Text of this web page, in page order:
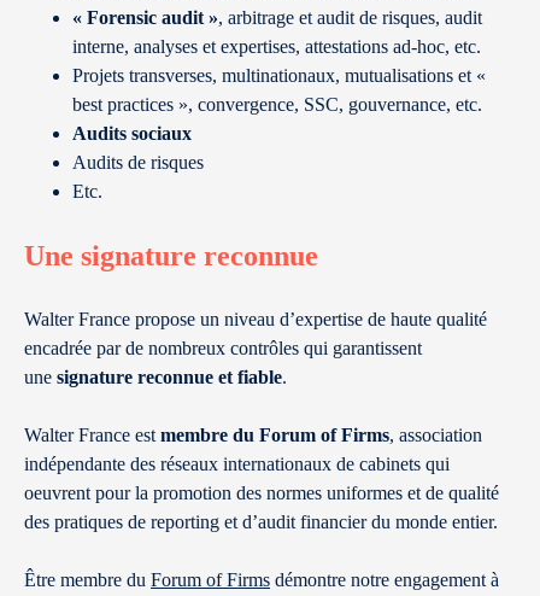
« Forensic audit », arbitrage et audit de risques, audit
interne, analyses et expertises, attestations ad-hoc, etc.
Projets transverses, multinationaux, mutualisations et «
best practices », convergence, SSC, gouvernance, etc.
Audits sociaux
Audits de risques
Etc.
Une signature reconnue
Walter France propose un niveau d’expertise de haute qualité
encadrée par de nombreux contrôles qui garantissent
une signature reconnue et fiable.
Walter France est membre du Forum of Firms, association
indépendante des réseaux internationaux de cabinets qui
oeuvrent pour la promotion des normes uniformes et de qualité
des pratiques de reporting et d’audit financier du monde entier.
Être membre du Forum of Firms démontre notre engagement à